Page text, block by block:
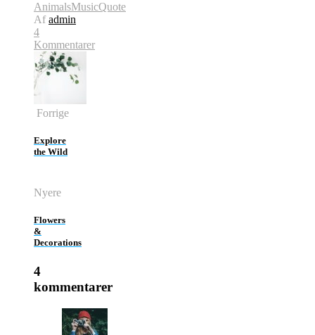
AnimalsMusicQuote
Afadmin
4
Kommentarer
Forrige
Explore
the Wild
Nyere
Flowers
&
Decorations
4
kommentarer